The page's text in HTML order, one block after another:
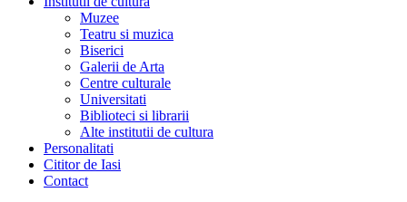
Muzee
Teatru si muzica
Biserici
Galerii de Arta
Centre culturale
Universitati
Biblioteci si librarii
Alte institutii de cultura
Personalitati
Cititor de Iasi
Contact